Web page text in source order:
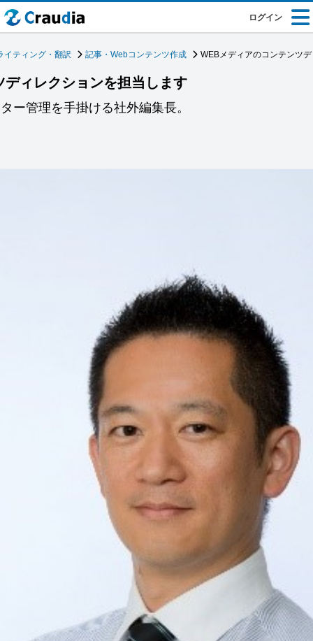
ログイン
イティング・翻訳 記事・Webコンテンツ作成 WEBメディアのコンテンツ
ィレクションを担当します
ー管理を手掛ける社外編集長。